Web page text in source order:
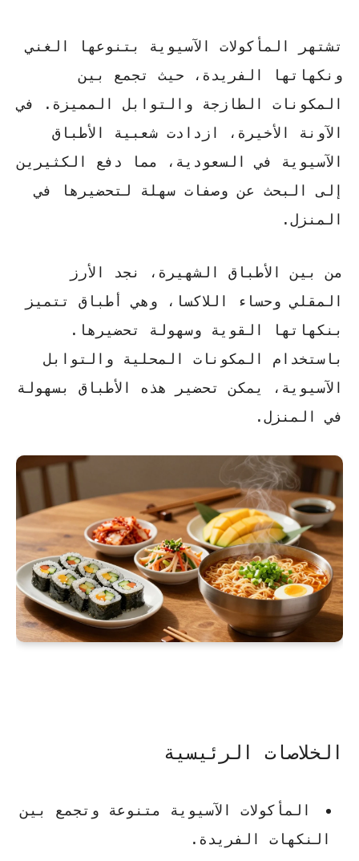
تشتهر المأكولات الآسيوية بتنوعها الغني
ونكهاتها الفريدة، حيث تجمع بين
المكونات الطازجة والتوابل المميزة. في
الآونة الأخيرة، ازدادت شعبية الأطباق
الآسيوية في السعودية، مما دفع الكثيرين
إلى البحث عن وصفات سهلة لتحضيرها في
المنزل.
من بين الأطباق الشهيرة، نجد
الأرز
المقليوحساء اللاكسا ، وهي أطباق تتميز
بنكهاتها القوية وسهولة تحضيرها.
باستخدام المكونات المحلية والتوابل
الآسيوية، يمكن تحضير هذه الأطباق بسهولة
في المنزل.
الخلاصات الرئيسية
المأكولات الآسيوية متنوعة وتجمع بين
النكهات الفريدة.